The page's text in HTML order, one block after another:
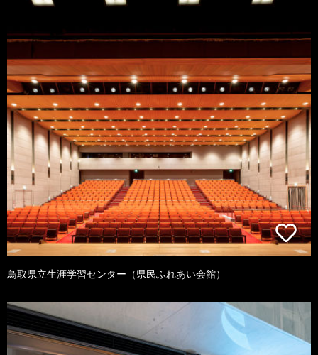
鳥取県立生涯学習センター（県民ふれあい会館）